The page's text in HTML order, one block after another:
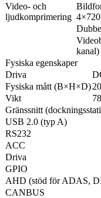
Video- och
ljudkomprimering
kanal)
Fysiska egenskaper
Driva
Fysiska mått (B×H×D)
Vikt
Gränssnitt
USB 2.0 (typ A)
RS232
ACC
Driva
GPIO
AHD (stöd för ADAS,
CANBUS